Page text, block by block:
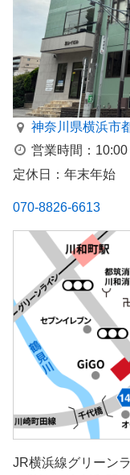
神奈川県横浜市
営業時間：
定休日：年末年始
070-8826-6613
JR横浜線グリーン